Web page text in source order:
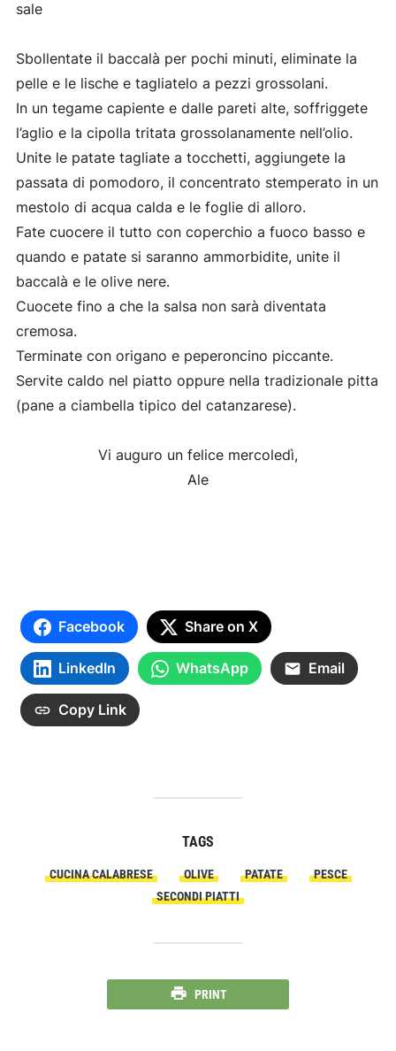
sale
Sbollentate il baccalà per pochi minuti, eliminate la
pelle e le lische e tagliatelo a pezzi grossolani.
In un tegame capiente e dalle pareti alte, soffriggete
l’aglio e la cipolla tritata grossolanamente nell’olio.
Unite le patate tagliate a tocchetti, aggiungete la
passata di pomodoro, il concentrato stemperato in un
mestolo di acqua calda e le foglie di alloro.
Fate cuocere il tutto con coperchio a fuoco basso e
quando e patate si saranno ammorbidite, unite il
baccalà e le olive nere.
Cuocete fino a che la salsa non sarà diventata
cremosa.
Terminate con origano e peperoncino piccante.
Servite caldo nel piatto oppure nella tradizionale pitta
(pane a ciambella tipico del catanzarese).
Vi auguro un felice mercoledì,
Ale
Facebook Share on X
LinkedIn WhatsApp Email
Copy Link
TAGS
CUCINA CALABRESE OLIVE PATATE
PESCE
SECONDI PIATTI
PRINT